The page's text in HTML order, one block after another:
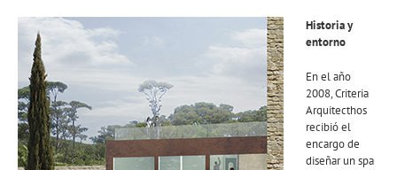
Historia y
entorno
En el año
2008, Criteria
Arquitecthos
recibió el
encargo de
diseñar un spa